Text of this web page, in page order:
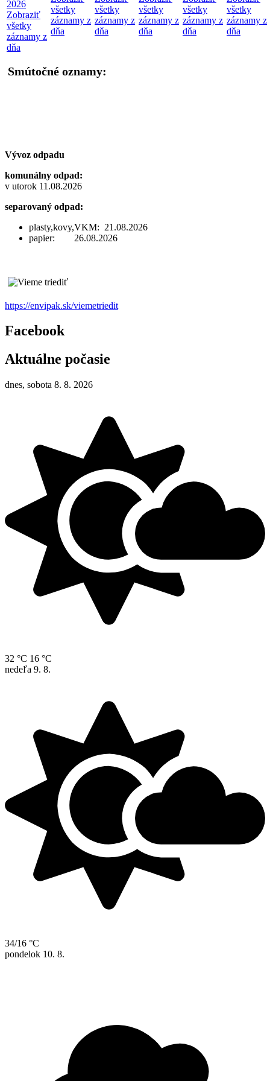
2026
Zobraziť
všetky
záznamy z
dňa
všetky
záznamy z
dňa
všetky
záznamy z
dňa
všetky
záznamy z
dňa
všetky
záznamy z
dňa
všetky
záznamy z
dňa
Smútočné oznamy:
Vývoz odpadu
komunálny odpad:
v utorok 11.08.2026
separovaný odpad:
plasty,kovy,VKM: 21.08.2026
papier: 26.08.2026
https://envipak.sk/viemetriedit
Facebook
Aktuálne počasie
dnes, sobota 8. 8. 2026
32 °C 16 °C
nedeľa 9. 8.
34/16 °C
pondelok 10. 8.